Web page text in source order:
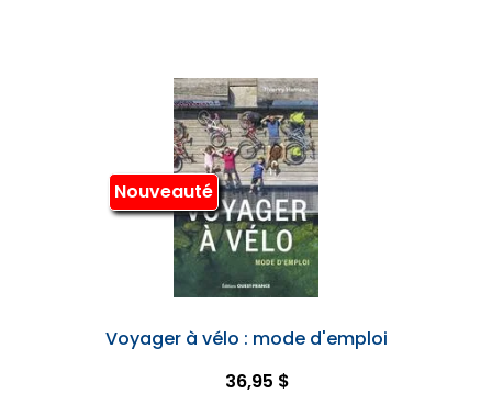
Nouveauté
Voyager à vélo : mode d'emploi
36,95 $